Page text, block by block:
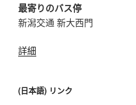
最寄りのバス停
新潟交通 新大西門
詳細
(日本語) リンク